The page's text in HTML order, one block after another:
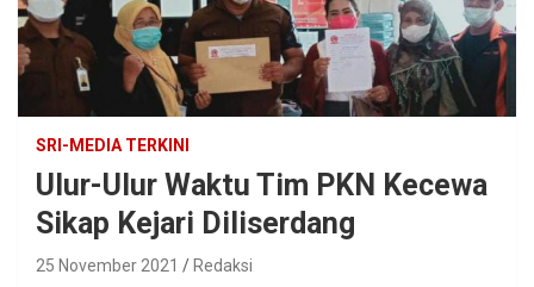
SRI-MEDIA TERKINI
Ulur-Ulur Waktu Tim PKN Kecewa
Sikap Kejari Diliserdang
25 November 2021 Redaksi